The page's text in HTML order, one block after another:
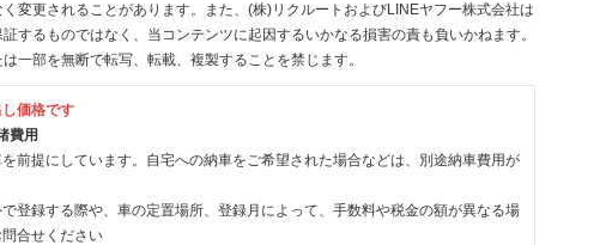
変更されることがあります。また、(株)リクルートおよびLINEヤフー株式会社は
するものではなく、当コンテンツに起因するいかなる損害の責も負いかねます。
一部を無断で転写、転載、複製することを禁じます。
価格です
費用
前提にしています。自宅への納車をご希望された場合などは、別途納車費用が
登録する際や、車の定置場所、登録月によって、手数料や税金の額が異なる場
合せください